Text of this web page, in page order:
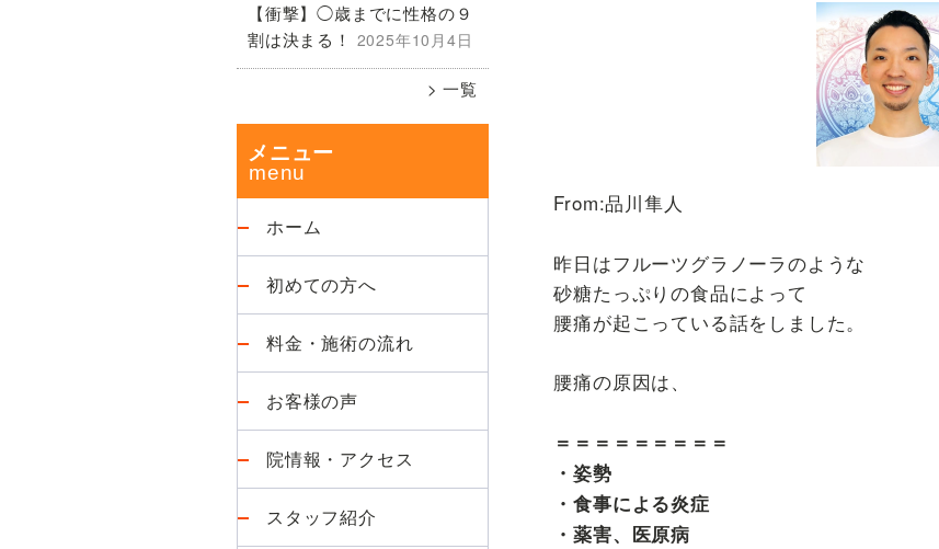
ニ
From:品川隼人
昨日はフルーツグラノーラのような
砂糖たっぷりの食品によって
腰痛が起こっている話をしました。
腰痛の原因は、
＝＝＝＝＝＝＝＝＝
・姿勢
・食事による炎症
・薬害、医原病
サ
ド
バ
ー
【衝撃】◯歳までに性格の９
割は決まる！ 2025年10月4日
一覧
メニュー
ホーム
初めての方へ
料金・施術の流れ
お客様の声
院情報・アクセス
スタッフ紹介